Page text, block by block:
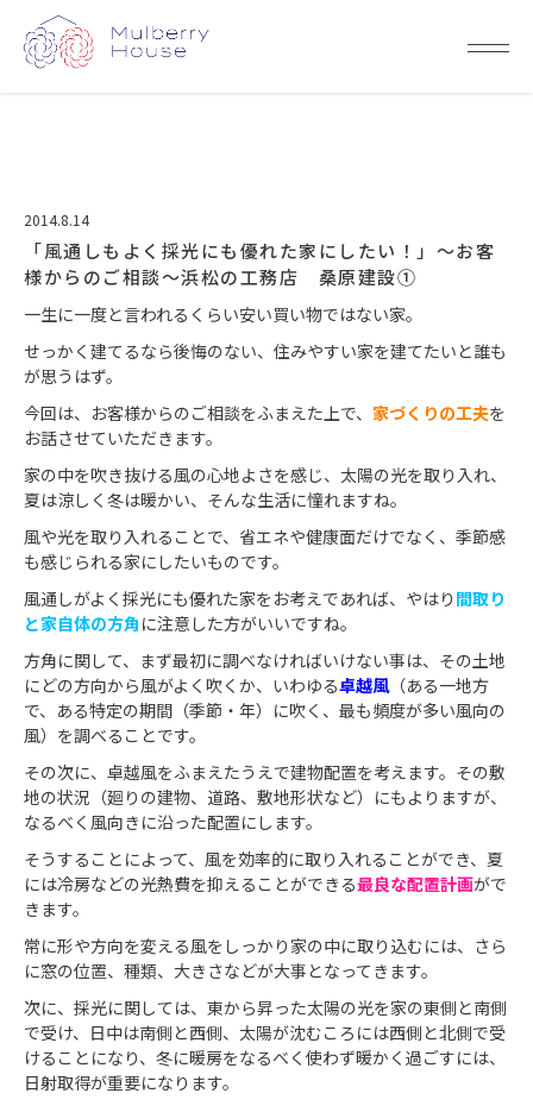
2014.8.14
「風通しもよく採光にも優れた家にしたい！」～お客
様からのご相談～浜松の工務店 桑原建設①
一生に一度と言われるくらい安い買い物ではない家。
せっかく建てるなら後悔のない、住みやすい家を建てたいと誰も
が思うはず。
今回は、お客様からのご相談をふまえた上で、 家づくりの工夫を
お話させていただきます。
家の中を吹き抜ける風の心地よさを感じ、太陽の光を取り入れ、
夏は涼しく冬は暖かい、そんな生活に憧れますね。
風や光を取り入れることで、省エネや健康面だけでなく、季節感
も感じられる家にしたいものです。
風通しがよく採光にも優れた家をお考えであれば、やはり 間取り
と家自体の方角 に注意した方がいいですね。
方角に関して、まず最初に調べなければいけない事は、その土地
にどの方向から風がよく吹くか、いわゆる卓越風（ある一地方
で、ある特定の期間（季節・年）に吹く、最も頻度が多い風向の
風）を調べることです。
その次に、卓越風をふまえたうえで建物配置を考えます。その敷
地の状況（廻りの建物、道路、敷地形状など）にもよりますが、
なるべく風向きに沿った配置にします。
そうすることによって、風を効率的に取り入れることができ、夏
には冷房などの光熱費を抑えることができる最良な配置計画がで
きます。
常に形や方向を変える風をしっかり家の中に取り込むには、さら
に窓の位置、種類、大きさなどが大事となってきます。
次に、採光に関しては、東から昇った太陽の光を家の東側と南側
で受け、日中は南側と西側、太陽が沈むころには西側と北側で受
けることになり、冬に暖房をなるべく使わず暖かく過ごすには、
日射取得が重要になります。